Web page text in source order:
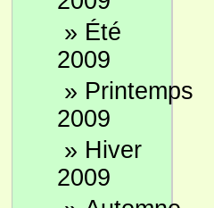
» Été
2009
» Printemps
2009
» Hiver
2009